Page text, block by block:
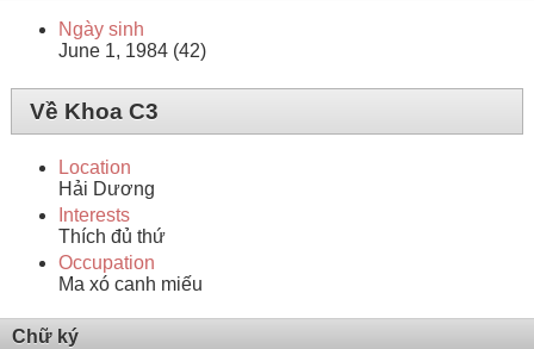
Ngày sinh
June 1, 1984 (42)
Về Khoa C3
Location
Hải Dương
Interests
Thích đủ thứ
Occupation
Ma xó canh miếu
Chữ ký